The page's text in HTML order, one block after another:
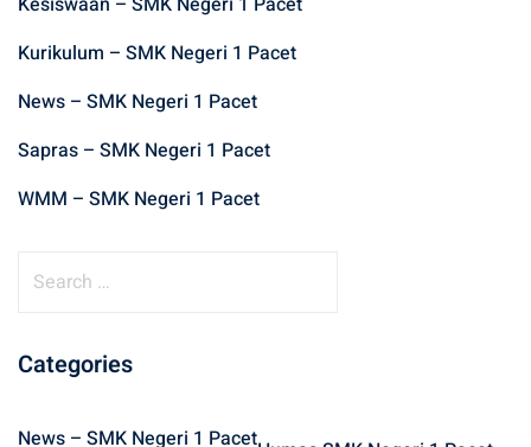
Kurikulum – SMK Negeri 1 Pacet
News – SMK Negeri 1 Pacet
Sapras – SMK Negeri 1 Pacet
WMM – SMK Negeri 1 Pacet
rCategories
News – SMK Negeri 1 Pacet